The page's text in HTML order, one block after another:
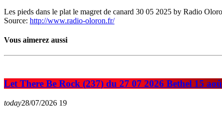
Les pieds dans le plat le magret de canard 30 05 2025 by Radio
Source: http://www.radio-oloron.fr/
Vous aimerez aussi
Let There Be Rock (237) du 27 07 2026 Bethel 15
today28/07/2026 19